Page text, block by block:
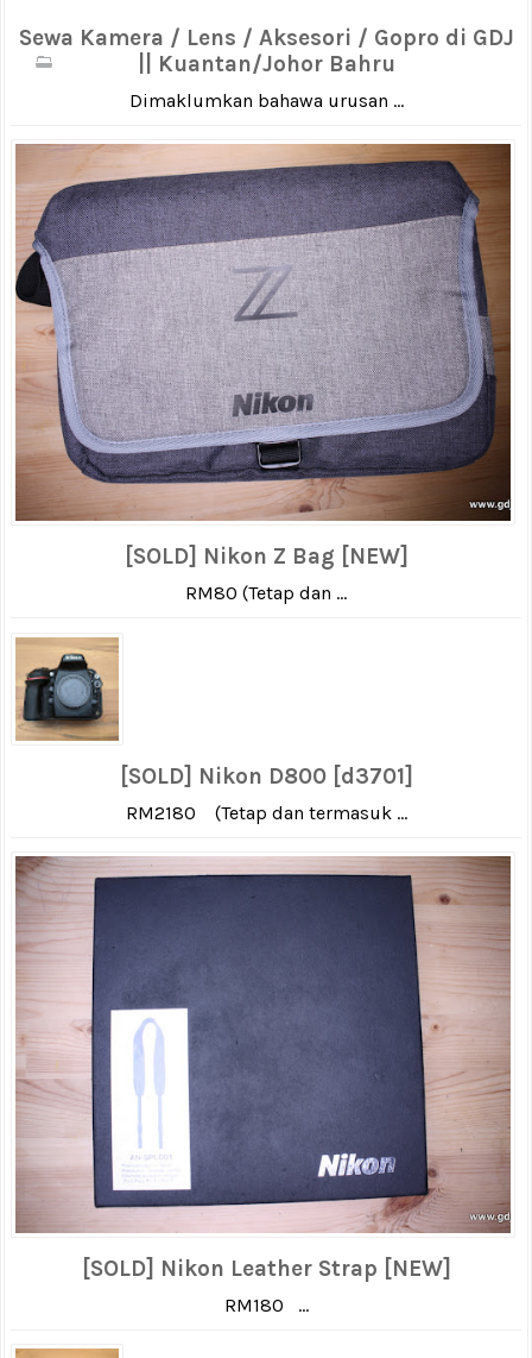
Sewa Kamera / Lens / Aksesori / Gopro di GDJ
|| Kuantan/Johor Bahru
Dimaklumkan bahawa urusan ...
[SOLD] Nikon Z Bag [NEW]
RM80 (Tetap dan ...
[SOLD] Nikon D800 [d3701]
RM2180 (Tetap dan termasuk ...
[SOLD] Nikon Leather Strap [NEW]
RM180 ...